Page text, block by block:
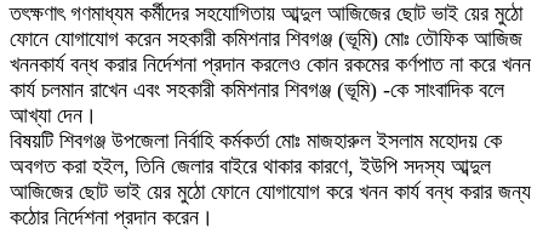
তৎক্ষণাৎ গণমাধ্যম কর্মীদের সহযোগিতায় আব্দুল আজিজের ছোট ভাই য়ের মুঠো
ফোনে যোগাযোগ করেন সহকারী কমিশনার শিবগঞ্জ (ভূমি) মোঃ তৌফিক আজিজ
খননকার্য বন্ধ করার নির্দেশনা প্রদান করলেও কোন রকমের কর্ণপাত না করে খনন
কার্য চলমান রাখেন এবং সহকারী কমিশনার শিবগঞ্জ (ভূমি) -কে সাংবাদিক বলে
আখ্যা দেন।
বিষয়টি শিবগঞ্জ উপজেলা নির্বাহি কর্মকর্তা মোঃ মাজহারুল ইসলাম মহোদয় কে
অবগত করা হইল, তিনি জেলার বাইরে থাকার কারণে, ইউপি সদস্য আব্দুল
আজিজের ছোট ভাই য়ের মুঠো ফোনে যোগাযোগ করে খনন কার্য বন্ধ করার জন্য
কঠোর নির্দেশনা প্রদান করেন।